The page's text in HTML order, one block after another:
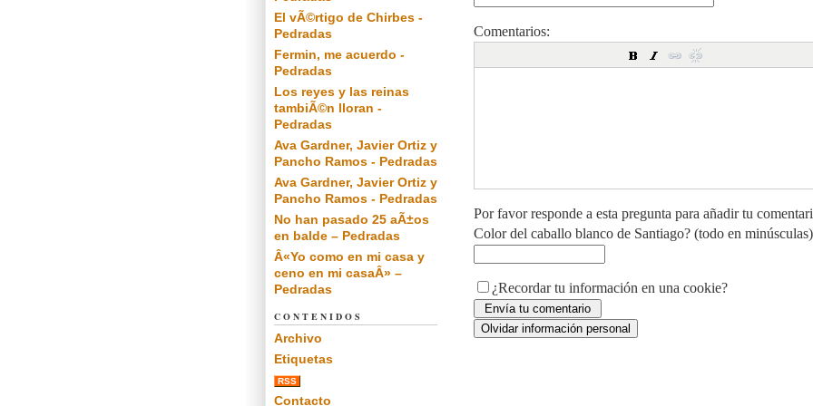
Comentarios:
Por favor responde a esta pregunta para añadir tu
Color del caballo blanco de Santiago? (todo en minúsculas)
¿Recordar tu información en una cookie?
El vÃ©rtigo de Chirbes -
Pedradas
Fermin, me acuerdo -
Pedradas
Los reyes y las reinas
tambiÃ©n lloran -
Pedradas
Ava Gardner, Javier Ortiz y
Pancho Ramos - Pedradas
Ava Gardner, Javier Ortiz y
Pancho Ramos - Pedradas
No han pasado 25 aÃ±os
en balde – Pedradas
Â«Yo como en mi casa y
ceno en mi casaÂ» –
Pedradas
CONTENIDOS
Archivo
Etiquetas
RSS
Contacto